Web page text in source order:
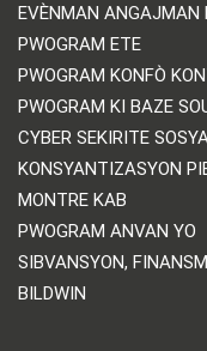
EVÈNMAN ANGAJMAN
PWOGRAM ETE
PWOGRAM KONFÒ
PWOGRAM KI BAZE
CYBER SEKIRITE
KONSYANTIZASYON
MONTRE KAB
PWOGRAM ANVAN YO
SIBVANSYON,
BILDWIN